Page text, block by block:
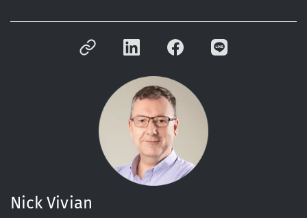
Nick Vivian